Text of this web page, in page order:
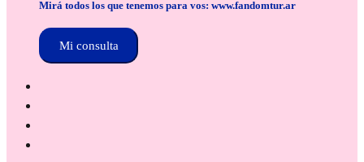
Mirá todos los que tenemos para vos: www.fandomtur.ar